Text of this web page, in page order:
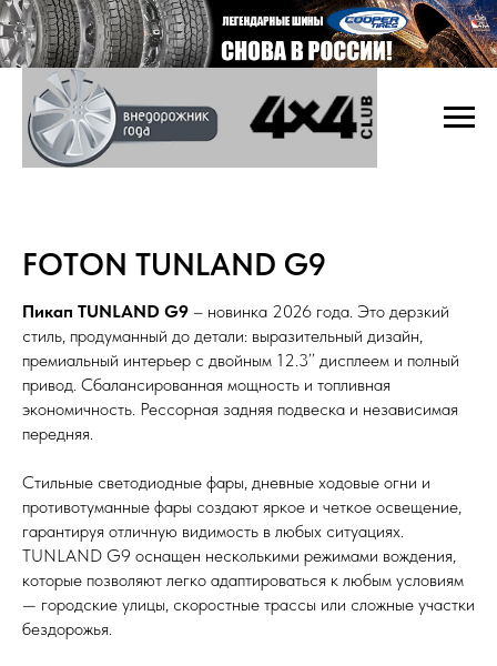
FOTON TUNLAND G9
Пикап TUNLAND G9 – новинка 2026 года. Это дерзкий
стиль, продуманный до детали: выразительный дизайн,
премиальный интерьер с двойным 12.3’’ дисплеем и полный
привод. Сбалансированная мощность и топливная
экономичность. Рессорная задняя подвеска и независимая
передняя.
Стильные светодиодные фары, дневные ходовые огни и
противотуманные фары создают яркое и четкое освещение,
гарантируя отличную видимость в любых ситуациях.
TUNLAND G9 оснащен несколькими режимами вождения,
которые позволяют легко адаптироваться к любым условиям
— городские улицы, скоростные трассы или сложные участки
бездорожья.